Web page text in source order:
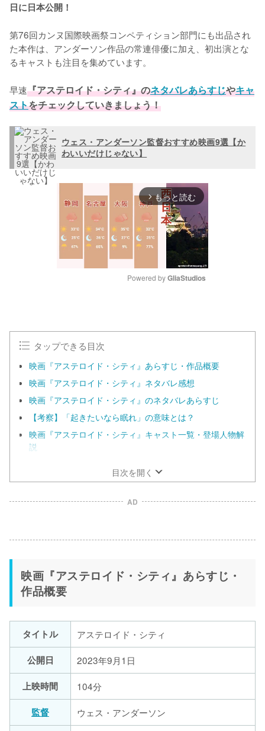
日に日本公開！
第76回カンヌ国際映画祭コンペティション部門にも出品され
た本作は、アンダーソン作品の常連俳優に加え、初出演とな
るキャストも注目を集めています。
早速『アステロイド・シティ』のネタバレあらすじやキャ
ストをチェックしていきましょう！
ウェス・アンダーソン監督おすすめ映画9選【か
わいいだけじゃない】
arrow_forward_ios もっと読む
Powered by GliaStudios
タップできる目次
映画『アステロイド・シティ』あらすじ・作品概要
映画『アステロイド・シティ』ネタバレ感想
映画『アステロイド・シティ』のネタバレあらすじ
【考察】「起きたいなら眠れ」の意味とは？
映画『アステロイド・シティ』キャスト一覧・登場人物解
説
目次を開く
AD
映画『アステロイド・シティ』あらすじ・
作品概要
タイトル
アステロイド・シティ
公開日
2023年9月1日
上映時間
104分
監督
ウェス・アンダーソン